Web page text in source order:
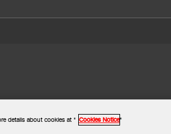
details about cookies at " Cookies Notice"